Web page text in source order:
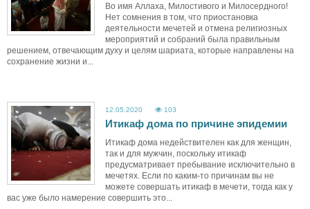
Во имя Аллаха, Милостивого и Милосердного!
Нет сомнения в том, что приостановка
деятельности мечетей и отмена религиозных
мероприятий и собраний была правильным
решением, отвечающим духу и целям шариата, которые направлены на
сохранение жизни и...
12.05.2020 103
Итикаф дома по причине эпидемии
Итикаф дома недействителен как для женщин,
так и для мужчин, поскольку итикаф
предусматривает пребывание исключительно в
мечетях. Если по каким-то причинам вы не
можете совершать итикаф в мечети, тогда как у
вас уже было намерение совершить это...